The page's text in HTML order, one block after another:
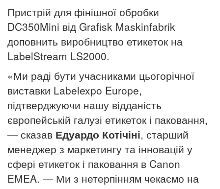
Пристрій для фінішної обробки
DC350Mini від Grafisk Maskinfabrik
доповнить виробництво етикеток на
LabelStream LS2000.
«Ми раді бути учасниками цьогорічної
виставки Labelexpo Europe,
підтверджуючи нашу відданість
європейській галузі етикеток і паковання,
— сказав Едуардо Котічіні, старший
менеджер з маркетингу та інновацій у
сфері етикеток і паковання в Canon
EMEA. — Ми з нетерпінням чекаємо на